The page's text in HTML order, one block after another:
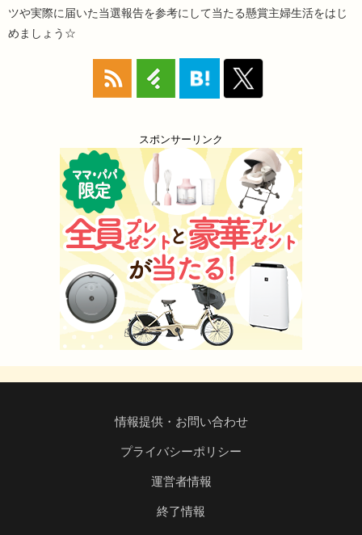
ツや実際に届いた当選報告を参考にして当たる懸賞主婦生活をはじ
めましょう☆
スポンサーリンク
情報提供・お問い合わせ
プライバシーポリシー
運営者情報
終了情報